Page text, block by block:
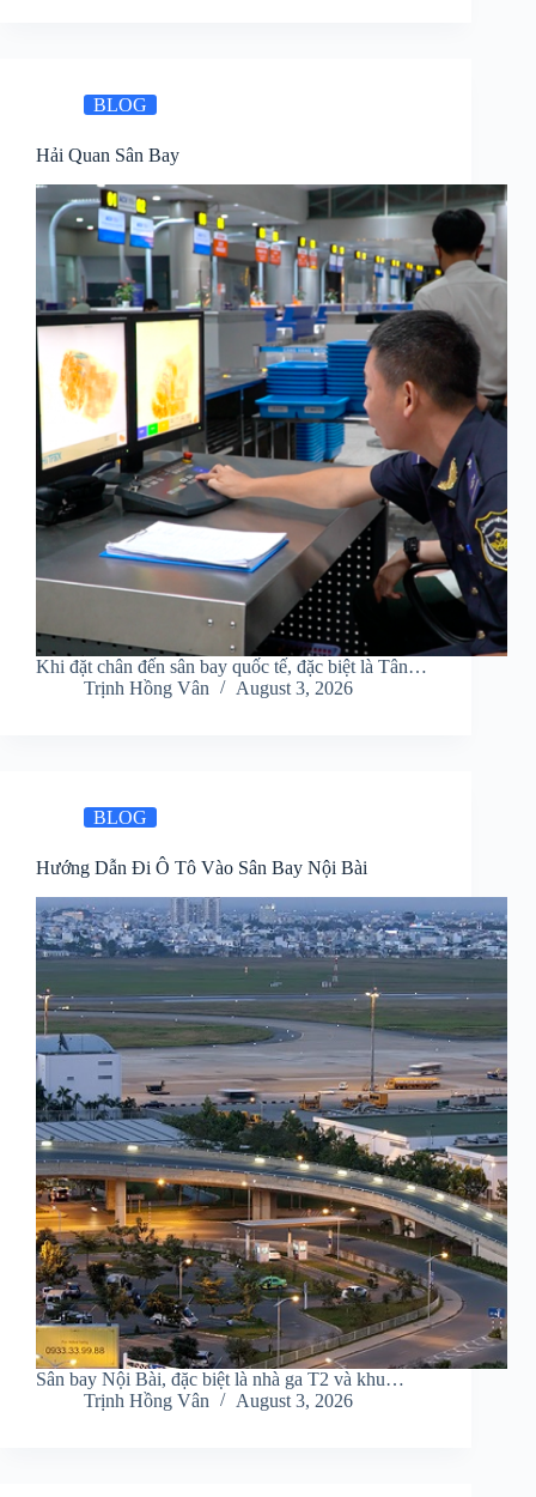
BLOG
Hải Quan Sân Bay
Khi đặt chân đến sân bay quốc tế, đặc biệt là Tân…
Trịnh Hồng Vân
August 3, 2026
BLOG
Hướng Dẫn Đi Ô Tô Vào Sân Bay Nội Bài
Sân bay Nội Bài, đặc biệt là nhà ga T2 và khu…
Trịnh Hồng Vân
August 3, 2026